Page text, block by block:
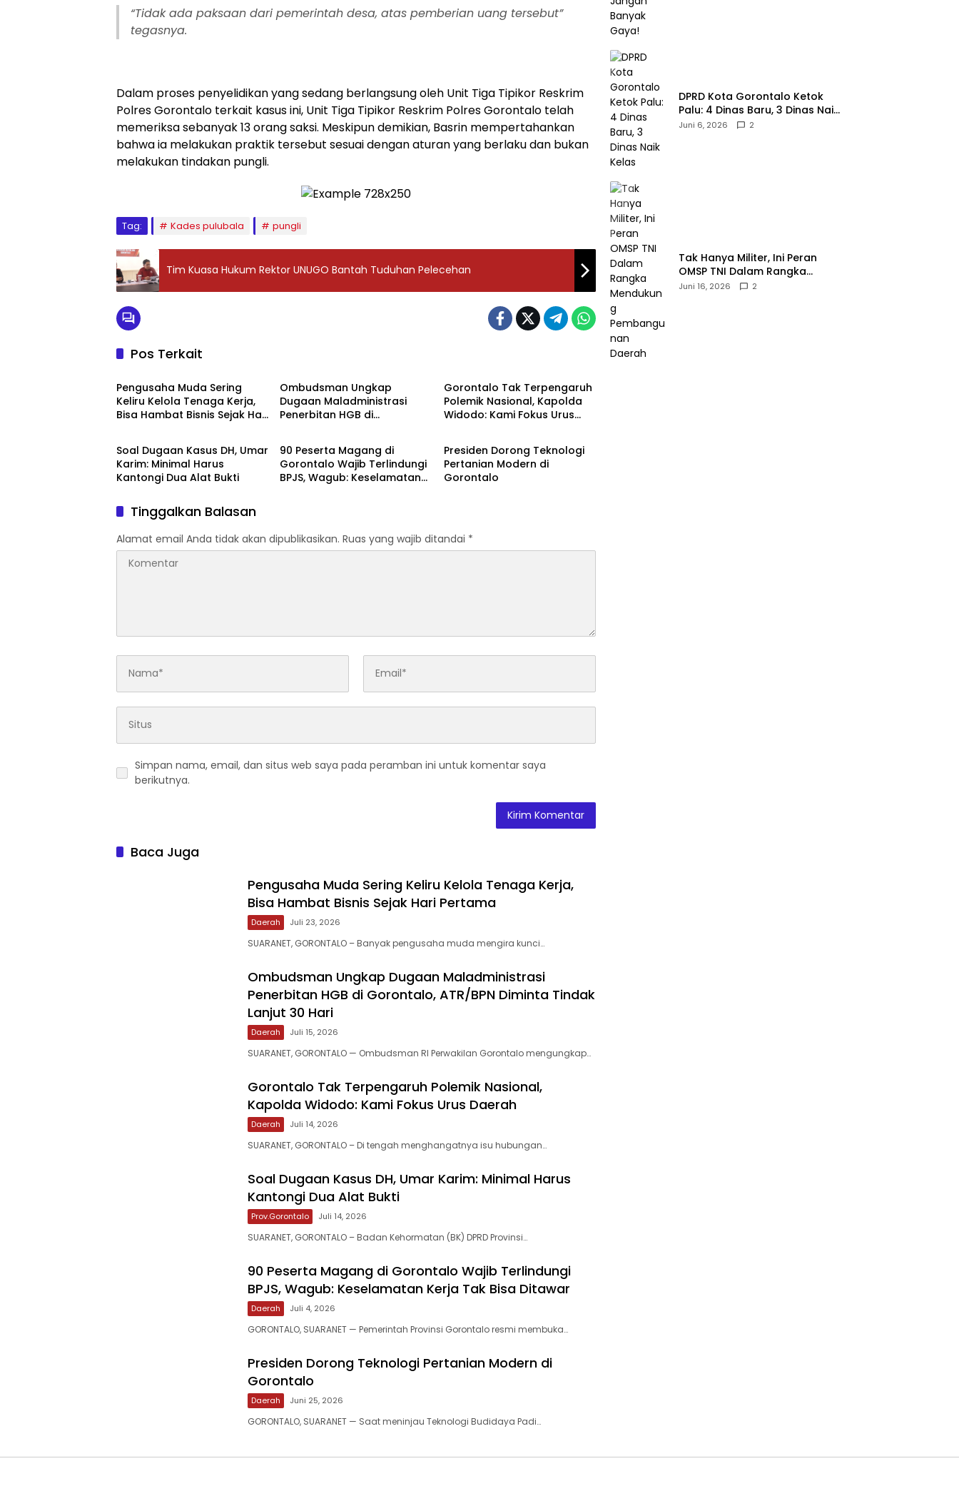
“Tidak ada paksaan dari pemerintah desa, atas pemberian uang tersebut”
tegasnya.
Dalam proses penyelidikan yang sedang berlangsung oleh Unit Tiga Tipikor Reskrim
Polres Gorontalo terkait kasus ini, Unit Tiga Tipikor Reskrim Polres Gorontalo telah
memeriksa sebanyak 13 orang saksi. Meskipun demikian, Basrin mempertahankan
bahwa ia melakukan praktik tersebut sesuai dengan aturan yang berlaku dan bukan
melakukan tindakan pungli.
Tag: Kades pulubala pungli
Tim Kuasa Hukum Rektor UNUGO Bantah Tuduhan Pelecehan
Pos Terkait
Daerah
‎Pengusaha Muda Sering
Keliru Kelola Tenaga Kerja,
Bisa Hambat Bisnis Sejak Hari
‎Ombudsman Ungkap
Dugaan Maladministrasi
Penerbitan HGB di
‎Gorontalo Tak Terpengaruh
Polemik Nasional, Kapolda
Widodo: Kami Fokus Urus
Prov.Gorontalo
‎Soal Dugaan Kasus DH, Umar
Karim: Minimal Harus
Kantongi Dua Alat Bukti
Daerah
‎90 Peserta Magang di
Gorontalo Wajib Terlindungi
BPJS, Wagub: Keselamatan
Daerah
‎Presiden Dorong Teknologi
Pertanian Modern di
Gorontalo
Tinggalkan Balasan
Alamat email Anda tidak akan dipublikasikan. Ruas yang wajib ditandai *
Simpan nama, email, dan situs web saya pada peramban ini untuk komentar saya
berikutnya.
Baca Juga
‎Pengusaha Muda Sering Keliru Kelola Tenaga Kerja,
Bisa Hambat Bisnis Sejak Hari Pertama
Daerah Juli 23, 2026
SUARANET, GORONTALO – Banyak pengusaha muda mengira kunci…
‎Ombudsman Ungkap Dugaan Maladministrasi
Penerbitan HGB di Gorontalo, ATR/BPN Diminta Tindak
Lanjut 30 Hari
Daerah Juli 15, 2026
SUARANET, GORONTALO — Ombudsman RI Perwakilan Gorontalo mengungkap…
‎Gorontalo Tak Terpengaruh Polemik Nasional,
Kapolda Widodo: Kami Fokus Urus Daerah
Daerah Juli 14, 2026
SUARANET, GORONTALO – Di tengah menghangatnya isu hubungan…
‎Soal Dugaan Kasus DH, Umar Karim: Minimal Harus
Kantongi Dua Alat Bukti
Prov.Gorontalo Juli 14, 2026
SUARANET, GORONTALO – Badan Kehormatan (BK) DPRD Provinsi…
‎90 Peserta Magang di Gorontalo Wajib Terlindungi
BPJS, Wagub: Keselamatan Kerja Tak Bisa Ditawar
Daerah Juli 4, 2026
‎‎GORONTALO, SUARANET — Pemerintah Provinsi Gorontalo resmi membuka…
‎Presiden Dorong Teknologi Pertanian Modern di
Gorontalo
Daerah Juni 25, 2026
GORONTALO, SUARANET — Saat meninjau Teknologi Budidaya Padi…
‎DPRD Kota Gorontalo Ketok
Palu: 4 Dinas Baru, 3 Dinas Naik
Kelas
Juni 6, 2026 2
‎Tak Hanya Militer, Ini Peran
OMSP TNI Dalam Rangka
Mendukung Pembangunan
Juni 16, 2026 2